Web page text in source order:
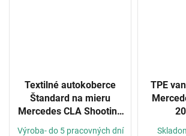
Textilné autokoberce
Štandard na mieru
Mercedes CLA Shooting
Brake (C118) 5m 2019-
Výroba- do 5 pracovných dní
TPE